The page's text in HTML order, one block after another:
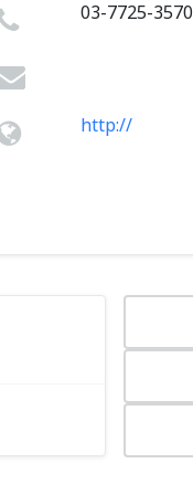
03-7725-3570
http://